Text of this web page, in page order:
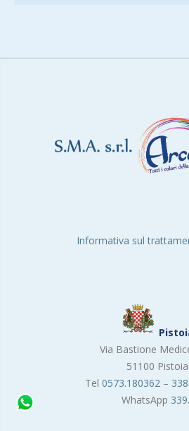
Informativa sul
Via Bastione
51100 Pistoia
Tel 0573.180362 –
WhatsApp